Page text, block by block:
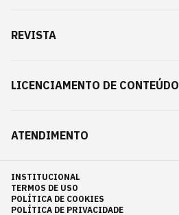
REVISTA
LICENCIAMENTO DE CONTEÚDO
ATENDIMENTO
INSTITUCIONAL
TERMOS DE USO
POLÍTICA DE COOKIES
POLÍTICA DE PRIVACIDADE